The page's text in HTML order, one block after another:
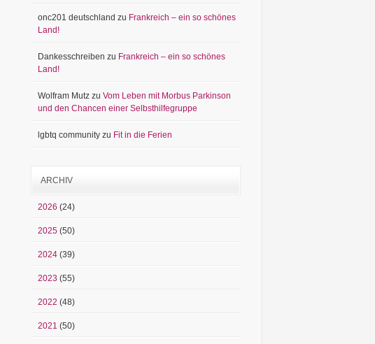
onc201 deutschland zu Frankreich – ein so schönes
Land!
Dankesschreiben zu Frankreich – ein so schönes
Land!
Wolfram Mutz zu Vom Leben mit Morbus Parkinson
und den Chancen einer Selbsthilfegruppe
lgbtq community zu Fit in die Ferien
ARCHIV
2026 (24)
2025 (50)
2024 (39)
2023 (55)
2022 (48)
2021 (50)